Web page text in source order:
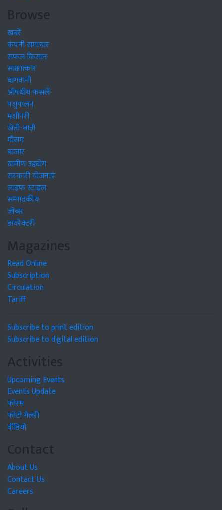
Browse
खबरें
कंपनी समाचार
सफल किसान
साक्षात्कार
बागवानी
औषधीय फसलें
पशुपालन
मशीनरी
खेती-बाड़ी
मौसम
बाजार
ग्रामीण उद्द्योग
सरकारी योजनाएं
लाइफ स्टाइल
सम्पादकीय
जॉब्स
डायरेक्टरी
Magazines
Read Online
Subscription
Circulation
Tariff
Subscribe to print edition
Subscribe to digital edition
Activities
Upcoming Events
Events Update
फोरम
फोटो गैलरी
वीडियो
Contact
About Us
Contact Us
Careers